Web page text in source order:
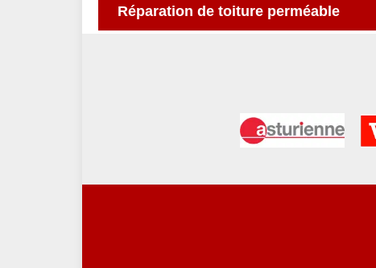
Réparation de toiture perméable